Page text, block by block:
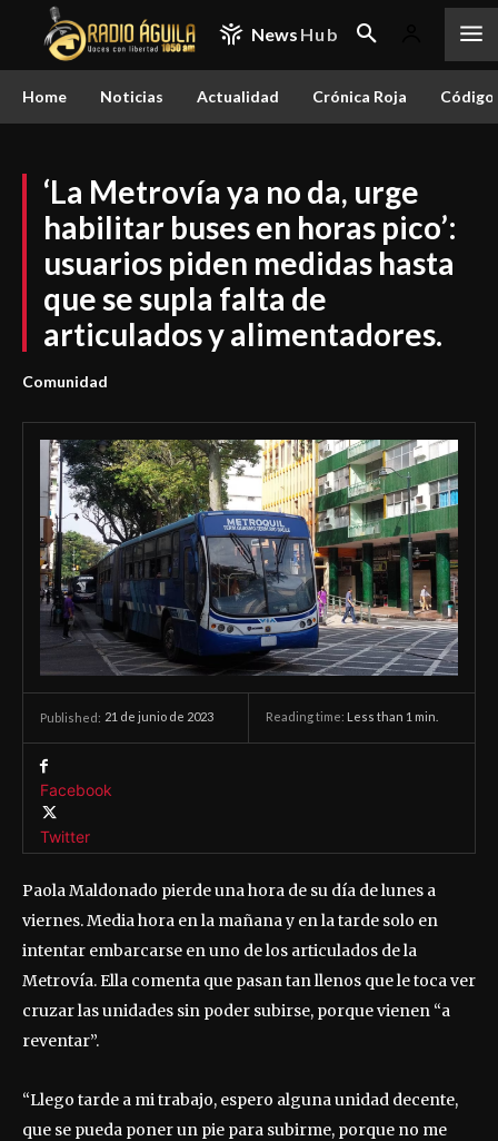
News Hub
Home Noticias Actualidad Crónica Roja
‘La Metrovía ya no da, urge
habilitar buses en horas pico’:
usuarios piden medidas hasta
que se supla falta de
articulados y alimentadores.
Comunidad
Published: 21 de junio de 2023 Reading time: Less than 1 min.
Facebook
Twitter
Paola Maldonado pierde una hora de su día de lunes a
viernes. Media hora en la mañana y en la tarde solo en
intentar embarcarse en uno de los articulados de la
Metrovía. Ella comenta que pasan tan llenos que le toca ver
cruzar las unidades sin poder subirse, porque vienen “a
reventar”.
“Llego tarde a mi trabajo, espero alguna unidad decente,
que se pueda poner un pie para subirme, porque no me